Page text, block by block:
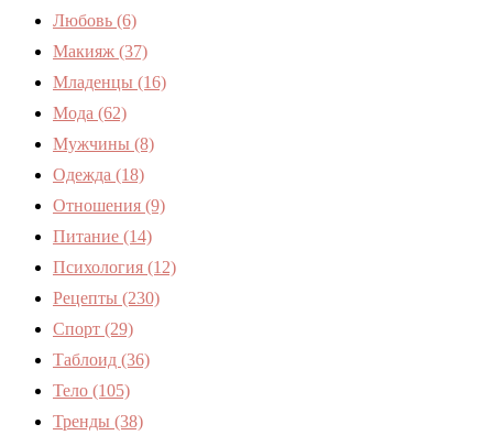
Любовь (6)
Макияж (37)
Младенцы (16)
Мода (62)
Мужчины (8)
Одежда (18)
Отношения (9)
Питание (14)
Психология (12)
Рецепты (230)
Спорт (29)
Таблоид (36)
Тело (105)
Тренды (38)